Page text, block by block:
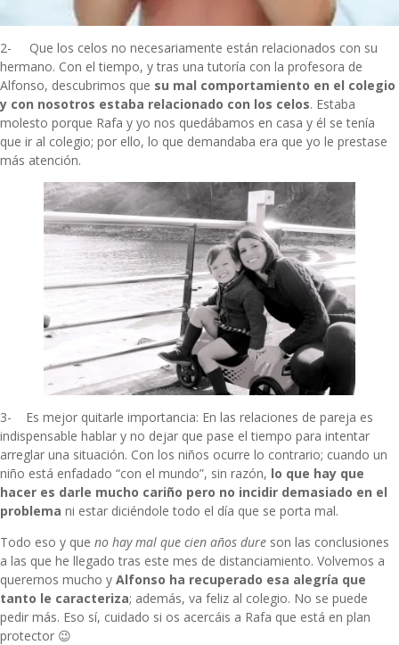
2- Que los celos no necesariamente están relacionados con su
hermano. Con el tiempo, y tras una tutoría con la profesora de
Alfonso, descubrimos que su mal comportamiento en el colegio
y con nosotros estaba relacionado con los celos. Estaba
molesto porque Rafa y yo nos quedábamos en casa y él se tenía
que ir al colegio; por ello, lo que demandaba era que yo le prestase
más atención.
3- Es mejor quitarle importancia: En las relaciones de pareja es
indispensable hablar y no dejar que pase el tiempo para intentar
arreglar una situación. Con los niños ocurre lo contrario; cuando un
niño está enfadado “con el mundo”, sin razón, lo que hay que
hacer es darle mucho cariño pero no incidir demasiado en el
problema ni estar diciéndole todo el día que se porta mal.
Todo eso y que no hay mal que cien años dure son las conclusiones
a las que he llegado tras este mes de distanciamiento. Volvemos a
querernos mucho y Alfonso ha recuperado esa alegría que
tanto le caracteriza; además, va feliz al colegio. No se puede
pedir más. Eso sí, cuidado si os acercáis a Rafa que está en plan
protector 😉